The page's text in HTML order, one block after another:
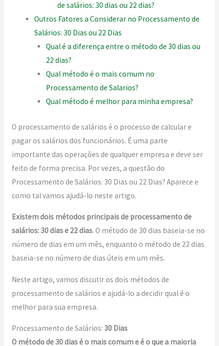
de salários: 30 dias ou 22 dias?
Outros Fatores a Considerar no Processamento de
Salários: 30 Dias ou 22 Dias
Qual é a diferença entre o método de 30 dias ou
22 dias?
Qual método é o mais comum no
Processamento de Salarios?
Qual método é melhor para minha empresa?
O processamento de salários é o processo de calcular e
pagar os salários dos funcionários. É uma parte
importante das operações de qualquer empresa e deve ser
feito de forma precisa. Por vezes, a questão do
Processamento de Salários: 30 Dias ou 22 Dias? Aparece e
como tal vamos ajudá-lo neste artigo.
Existem dois métodos principais de processamento de
salários: 30 dias e 22 dias. O método de 30 dias baseia-se no
número de dias em um mês, enquanto o método de 22 dias
baseia-se no número de dias úteis em um mês.
Neste artigo, vamos discutir os dois métodos de
processamento de salários e ajudá-lo a decidir qual é o
melhor para sua empresa.
Processamento de Salários: 30 Dias
O método de 30 dias é o mais comum e é o que a maioria